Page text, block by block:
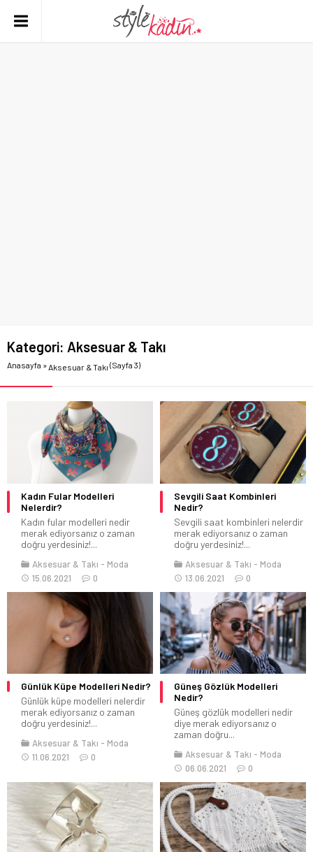
Kategori: Aksesuar & Takı
Anasayfa »Aksesuar & Takı (Sayfa 3)
Kadın Fular Modelleri
Nelerdir?
Kadın fular modelleri nedir
merak ediyorsanız o zaman
doğru yerdesiniz!...
Aksesuar & Takı
Moda
15.06.2021
0
Sevgili Saat Kombinleri
Nedir?
Sevgili saat kombinleri nelerdir
merak ediyorsanız o zaman
doğru yerdesiniz!...
Aksesuar & Takı
Moda
13.06.2021
0
Günlük Küpe Modelleri Nedir?
Günlük küpe modelleri nelerdir
merak ediyorsanız o zaman
doğru yerdesiniz!...
Aksesuar & Takı
Moda
11.06.2021
0
Güneş Gözlük Modelleri
Nedir?
Güneş gözlük modelleri nedir
diye merak ediyorsanız o
zaman doğru...
Aksesuar & Takı
Moda
06.06.2021
0